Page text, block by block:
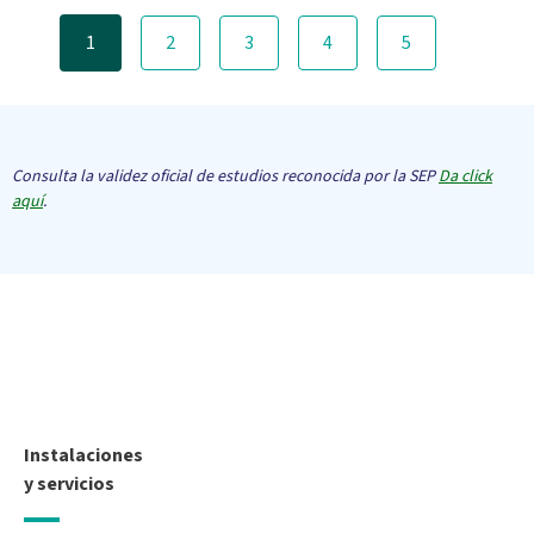
Paginación
1 2 3 4 5
Consulta la validez oficial de estudios reconocida por la SEPDa click
aquí.
Instalaciones
y servicios